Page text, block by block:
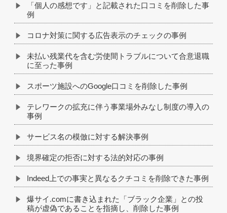
「個人の感想です」と記載された口コミを削除した事
例
コロナ対策に関する広告表示のチェックの事例
未払い残業代を含む労使間トラブルについて合意退職
に至った事例
スポーツ施設へのGoogle口コミを削除した事例
テレワークの拡充に伴う事業場外みなし制度の導入の
事例
サービス名の模倣に対する解決事例
境界確定の拒否に対する法的対応の事例
Indeed上での事実と異なるクチコミを削除できた事例
爆サイ.comに書き込まれた「ブラック企業」との投
稿が虚偽であることを指摘し、削除した事例